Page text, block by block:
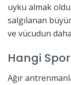
uyku almak
salgılanan
ve vücudun
Hangi
Ağır